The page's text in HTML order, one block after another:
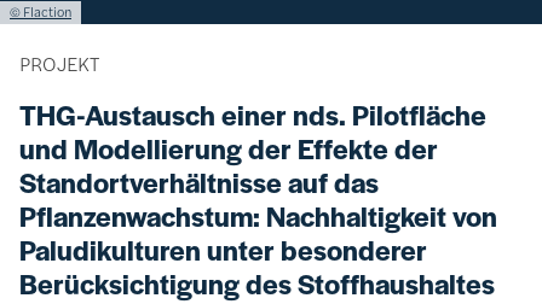
Lizenzinformationen einschließlich Urheberrecht
© Flaction
PROJEKT
THG-Austausch einer nds. Pilotfläche
und Modellierung der Effekte der
Standortverhältnisse auf das
Pflanzenwachstum: Nachhaltigkeit von
Paludikulturen unter besonderer
Berücksichtigung des Stoffhaushaltes